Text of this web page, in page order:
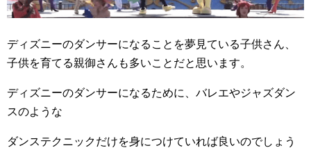
ディズニーのダンサーになることを夢見ている子供さん、
子供を育てる親御さんも多いことだと思います。
ディズニーのダンサーになるために、バレエやジャズダン
スのような
ダンステクニックだけを身につけていれば良いのでしょう